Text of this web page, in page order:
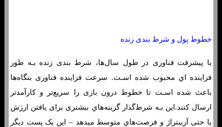
خطوط پول و شرط بندی زنده
با پیشرفت فناوری در طول سال‌ها، شرط بندی زنده بـه طور
فزاینده اي محبوب شده اسـت. سرعت فزاینده فناوری بنگاه‌ها
باعث شده اسـت تا خطوط درون بازی را سریع‌تر و کارآمدتر
ارسال کنند.این بـه شرط‌گذار گزینه‌هاي‌ بیشتری برای یافتن ارزش
یا حتی آربیتراژ و فرصت‌هاي‌ متوسط ​​میدهد – این یک پست دیگر